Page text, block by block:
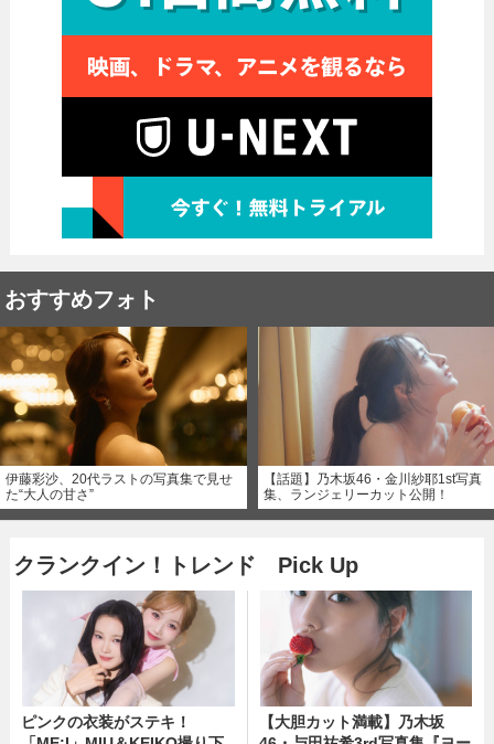
おすすめフォト
伊藤彩沙、20代ラストの写真集で見せ
た“大人の甘さ”
【話題】乃木坂46・金川紗耶1st写真
集、ランジェリーカット公開！
クランクイン！トレンド Pick Up
ピンクの衣装がステキ！
【大胆カット満載】乃木坂